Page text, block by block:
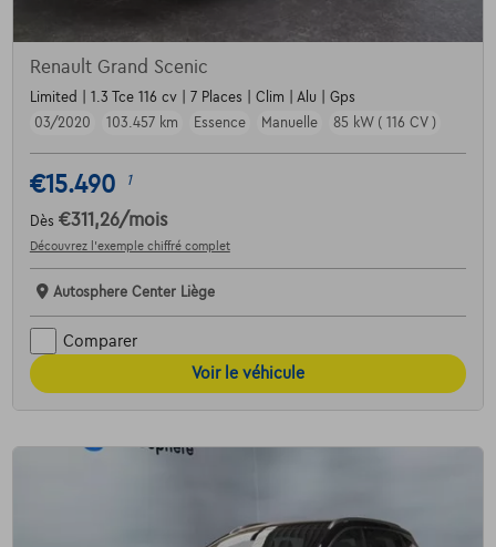
Renault Grand Scenic
Limited | 1.3 Tce 116 cv | 7 Places | Clim | Alu | Gps
03/2020
103.457 km Essence Manuelle 85 kW ( 116 CV )
€15.490 1
Dès €311,26/mois
Découvrez l’exemple chiffré complet
Autosphere Center Liège
Comparer
Voir le véhicule